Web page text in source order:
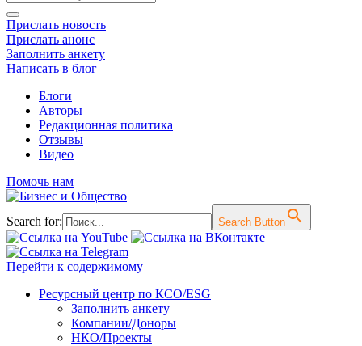
Прислать новость
Прислать анонс
Заполнить анкету
Написать в блог
Блоги
Авторы
Редакционная политика
Отзывы
Видео
Помочь нам
Search for: Search Button
Перейти к содержимому
Ресурсный центр по КСО/ESG
Заполнить анкету
Компании/Доноры
НКО/Проекты